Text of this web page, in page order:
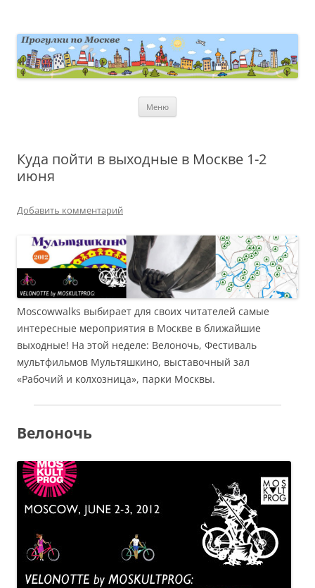
Меню
Куда пойти в выходные в Москве 1-2
июня
Добавить комментарий
Moscowwalks выбирает для своих читателей самые
интересные мероприятия в Москве в ближайшие
выходные! На этой неделе: Велоночь, Фестиваль
мультфильмов Мультяшкино, выставочный зал
«Рабочий и колхозница», парки Москвы.
Велоночь